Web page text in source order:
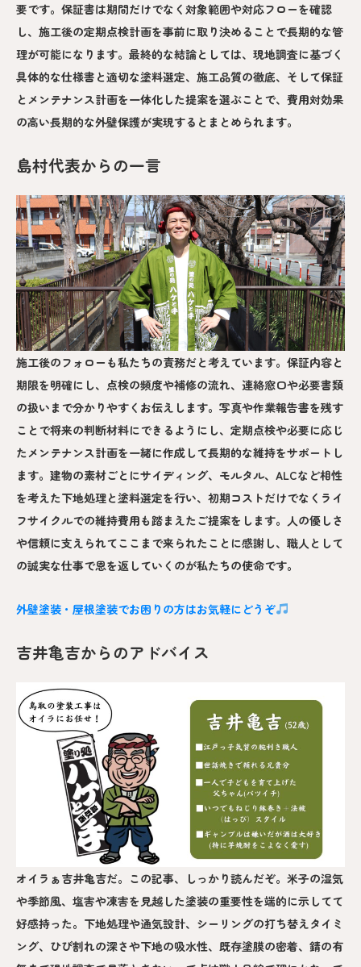
要です。保証書は期間だけでなく対象範囲や対応フローを確認
し、施工後の定期点検計画を事前に取り決めることで長期的な管
理が可能になります。最終的な結論としては、現地調査に基づく
具体的な仕様書と適切な塗料選定、施工品質の徹底、そして保証
とメンテナンス計画を一体化した提案を選ぶことで、費用対効果
の高い長期的な外壁保護が実現するとまとめられます。
島村代表からの一言
施工後のフォローも私たちの責務だと考えています。保証内容と
期限を明確にし、点検の頻度や補修の流れ、連絡窓口や必要書類
の扱いまで分かりやすくお伝えします。写真や作業報告書を残す
ことで将来の判断材料にできるようにし、定期点検や必要に応じ
たメンテナンス計画を一緒に作成して長期的な維持をサポートし
ます。建物の素材ごとにサイディング、モルタル、ALCなど相性
を考えた下地処理と塗料選定を行い、初期コストだけでなくライ
フサイクルでの維持費用も踏まえたご提案をします。人の優しさ
や信頼に支えられてここまで来られたことに感謝し、職人として
の誠実な仕事で恩を返していくのが私たちの使命です。
外壁塗装・屋根塗装でお困りの方はお気軽にどうぞ
吉井亀吉からのアドバイス
オイラぁ吉井亀吉だ。この記事、しっかり読んだぞ。米子の湿気
や季節風、塩害や凍害を見越した塗装の重要性を端的に示してて
好感持った。下地処理や通気設計、シーリングの打ち替えタイミ
ング、ひび割れの深さや下地の吸水性、既存塗膜の密着、錆の有